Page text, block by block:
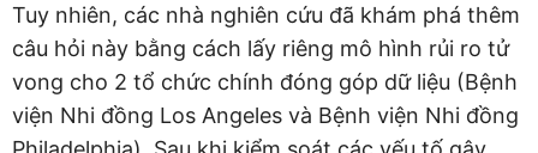
Tuy nhiên, các nhà nghiên cứu đã khám phá thêm
câu hỏi này bằng cách lấy riêng mô hình rủi ro tử
vong cho 2 tổ chức chính đóng góp dữ liệu (Bệnh
viện Nhi đồng Los Angeles và Bệnh viện Nhi đồng